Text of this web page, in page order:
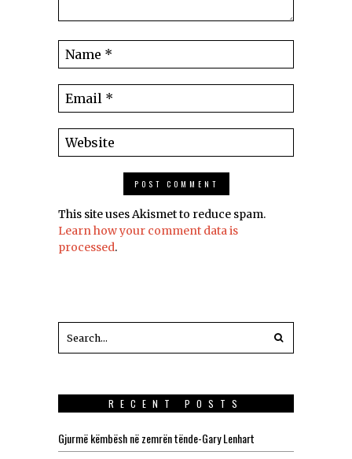
This site uses Akismet to reduce spam.
Learn how your comment data is
processed.
RECENT POSTS
Gjurmë këmbësh në zemrën tënde-Gary Lenhart